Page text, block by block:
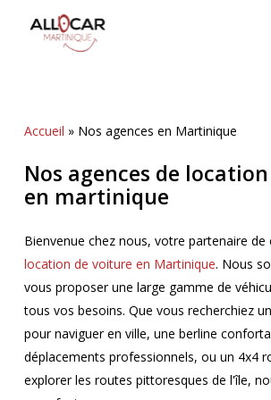
Accueil » Nos agences en Martinique
Nos agences de
en martinique
Bienvenue chez nous, votre partenaire de
location de voiture en Martinique. Nous
vous proposer une large gamme de
tous vos besoins. Que vous recherchiez
pour naviguer en ville, une berline
déplacements professionnels, ou un 4x4
explorer les routes pittoresques de l'île,